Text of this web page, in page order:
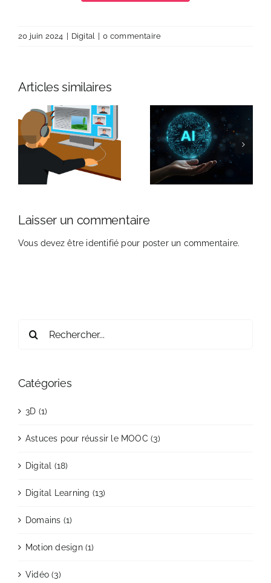
20 juin 2024 Digital 0 commentaire
Articles similaires
Laisser un commentaire
Vous devez être identifié pour poster un commentaire.
Catégories
3D (1)
Astuces pour réussir le MOOC (3)
Digital (18)
Digital Learning (13)
Domains (1)
Motion design (1)
Vidéo (3)